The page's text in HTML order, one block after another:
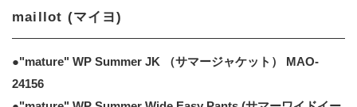
maillot (マイヨ)
●"mature" WP Summer JK （サマージャケット） MAO-
24156